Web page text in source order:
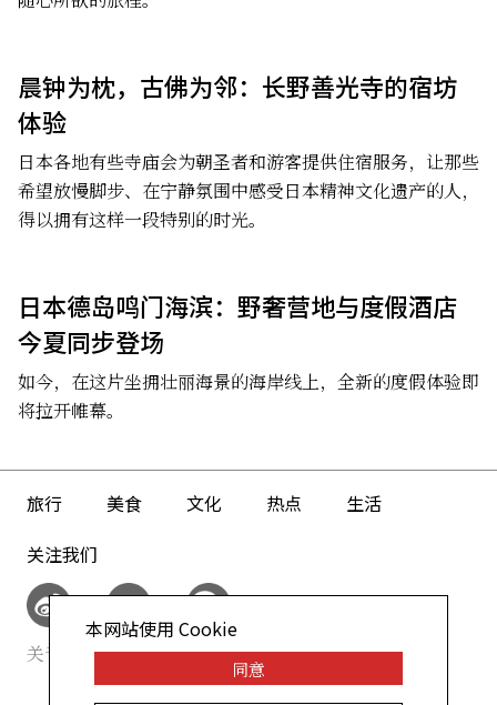
晨钟为枕，古佛为邻：长野善光寺的宿坊
体验
日本各地有些寺庙会为朝圣者和游客提供住宿服务，让那些
希望放慢脚步、在宁静氛围中感受日本精神文化遗产的人，
得以拥有这样一段特别的时光。
日本德岛鸣门海滨：野奢营地与度假酒店
今夏同步登场
如今，在这片坐拥壮丽海景的海岸线上，全新的度假体验即
将拉开帷幕。
旅行 美食 文化 热点
生活
关注我们
关于我们 网站政策
本网站使用 Cookie
同意